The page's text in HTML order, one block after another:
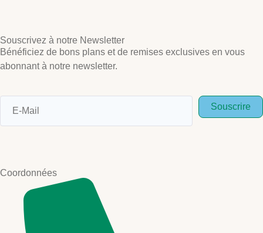
Souscrivez à notre Newsletter
Bénéficiez de bons plans et de remises exclusives en vous
abonnant à notre newsletter.
Souscrire
Coordonnées